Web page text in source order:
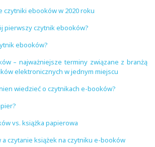
czytniki ebooków w 2020 roku
pierwszy czytnik ebooków?
ebooków?
– najważniejsze terminy związane z branżą
elektronicznych w jednym miejscu
wiedzieć o czytnikach e-booków?
vs. książka papierowa
a czytanie książek na czytniku e-booków